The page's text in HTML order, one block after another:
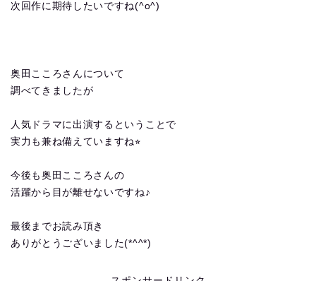
次回作に期待したいですね(^o^)
奥田こころさんについて
調べてきましたが
人気ドラマに出演するということで
実力も兼ね備えていますね⭐︎
今後も奥田こころさんの
活躍から目が離せないですね♪
最後までお読み頂き
ありがとうございました(*^^*)